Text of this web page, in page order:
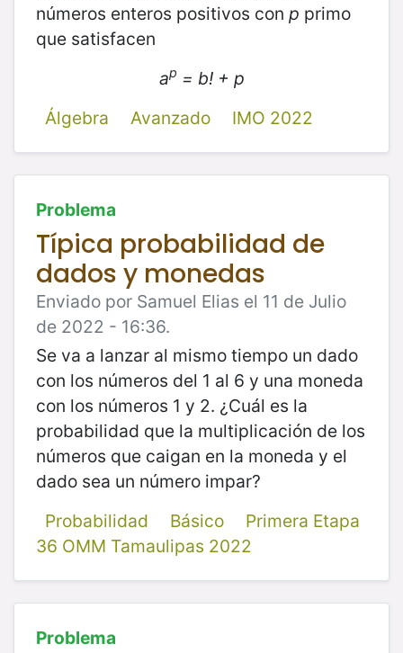
números enteros positivos con p primo
que satisfacen
ap = b! + p
Álgebra
Avanzado IMO 2022
Problema
Típica probabilidad de
dados y monedas
Enviado por Samuel Elias el 11 de Julio
de 2022 - 16:36.
Se va a lanzar al mismo tiempo un dado
con los números del 1 al 6 y una moneda
con los números 1 y 2. ¿Cuál es la
probabilidad que la multiplicación de los
números que caigan en la moneda y el
dado sea un número impar?
Probabilidad
Básico
Primera Etapa
36 OMM Tamaulipas 2022
Problema